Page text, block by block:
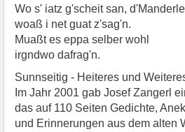
Wo s' iatz g'scheit san,
woaß i net guat z'sag'n.
Muaßt es eppa selber wohl
irgndwo dafrag'n.
Sunnseitig - Heiteres und
Im Jahr 2001 gab Josef Zangerl
das auf 110 Seiten Gedichte,
und Erinnerungen aus dem alten